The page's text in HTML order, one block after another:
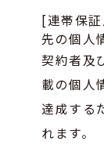
[連帯保
先の個人
契約者及
載の個人
達成する
れます。